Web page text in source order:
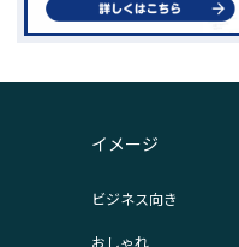
イメージ
ビジネス向き
おしゃれ